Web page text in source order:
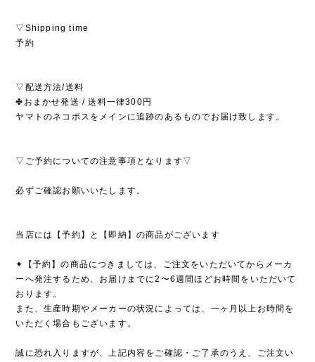
▽Shipping time
予約
▽配送方法/送料
✤おまかせ発送 / 送料一律300円
ヤマトのネコポスをメインに追跡のあるものでお届け致します。
▽ご予約についての注意事項となります▽
必ずご確認お願いいたします。
当店には【予約】と【即納】の商品がございます
✦【予約】の商品につきましては、ご注文をいただいてからメーカ
ーへ発注するため、お届けまでに2〜6週間ほどお時間をいただいて
おります。
また、生産時期やメーカーの状況によっては、一ヶ月以上お時間を
いただく場合もございます。
誠に恐れ入りますが、上記内容をご確認・ご了承のうえ、ご注文い